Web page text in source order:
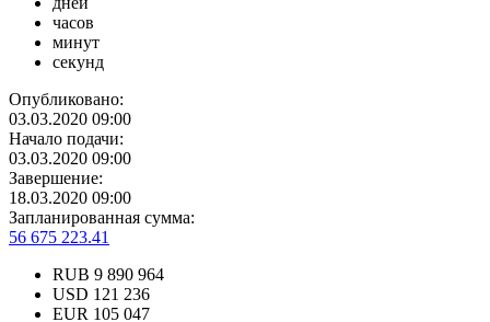
часов
минут
секунд
Опубликовано:
03.03.2020 09:00
Начало подачи:
03.03.2020 09:00
Завершение:
18.03.2020 09:00
Запланированная сумма:
56 675 223.41
RUB 9 890 964
USD 121 236
EUR 105 047